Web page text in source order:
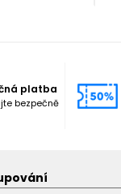
platba
bezpečně